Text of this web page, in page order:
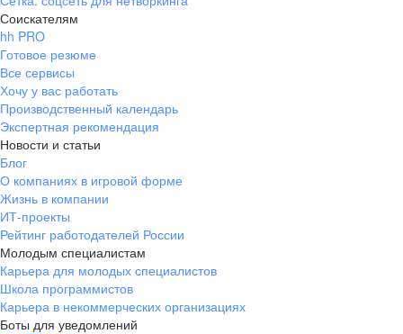
Соискателям
hh PRO
Готовое резюме
Все сервисы
Хочу у вас работать
Производственный календарь
Экспертная рекомендация
Новости и статьи
Блог
О компаниях в игровой форме
Жизнь в компании
ИТ-проекты
Рейтинг работодателей России
Молодым специалистам
Карьера для молодых специалистов
Школа программистов
Карьера в некоммерческих организациях
Боты для уведомлений